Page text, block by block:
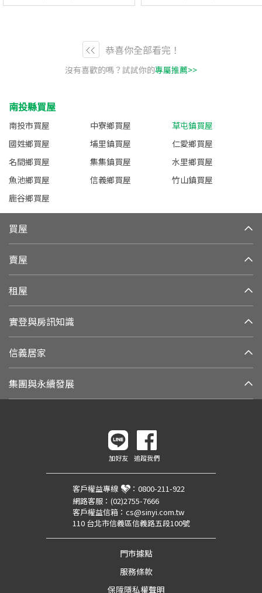
恭喜你全部看完！
沒有喜歡的嗎？試試你的專屬推薦>>
南投縣買屋
南投市買屋 中寮鄉買屋
草屯鎮買屋
國姓鄉買屋
埔里鎮買屋
仁愛鄉買屋
名間鄉買屋
集集鎮買屋
水里鄉買屋
魚池鄉買屋
信義鄉買屋
竹山鎮買屋
鹿谷鄉買屋
買屋
賣屋
租屋
實登與房訊知識
信義居家
集團與永續發展
加好友 追蹤我們
客戶權益專線 ： 0800-211-922
網路客服： (02)2755-7666
客戶權益信箱： cs@sinyi.com.tw
110 台北市信義區信義路五段100號
門市據點
服務條款
保障隱私權聲明